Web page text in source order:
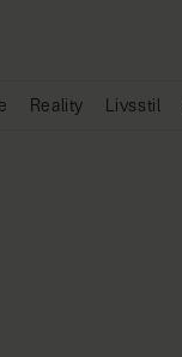
Reality Livsstil